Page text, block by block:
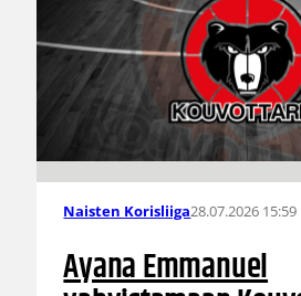
Naisten Korisliiga28.07.2026 15:59
Ayana Emmanuel